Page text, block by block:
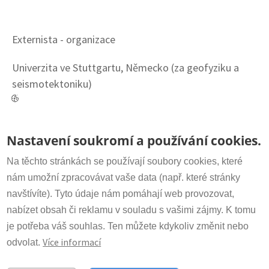
Externista - organizace
Univerzita ve Stuttgartu, Německo (za geofyziku a
seismotektoniku)
Sekretariát:+420 266 009 318
irsm@irsm.cas.cz
Důležité odkazy
www.avcr.cz
Nastavení soukromí a používání cookies.
Na těchto stránkách se používají soubory cookies, které
nám umožní zpracovávat vaše data (např. které stránky
navštívíte). Tyto údaje nám pomáhají web provozovat,
nabízet obsah či reklamu v souladu s vašimi zájmy. K tomu
je potřeba váš souhlas. Ten můžete kdykoliv změnit nebo
odvolat. Více informací